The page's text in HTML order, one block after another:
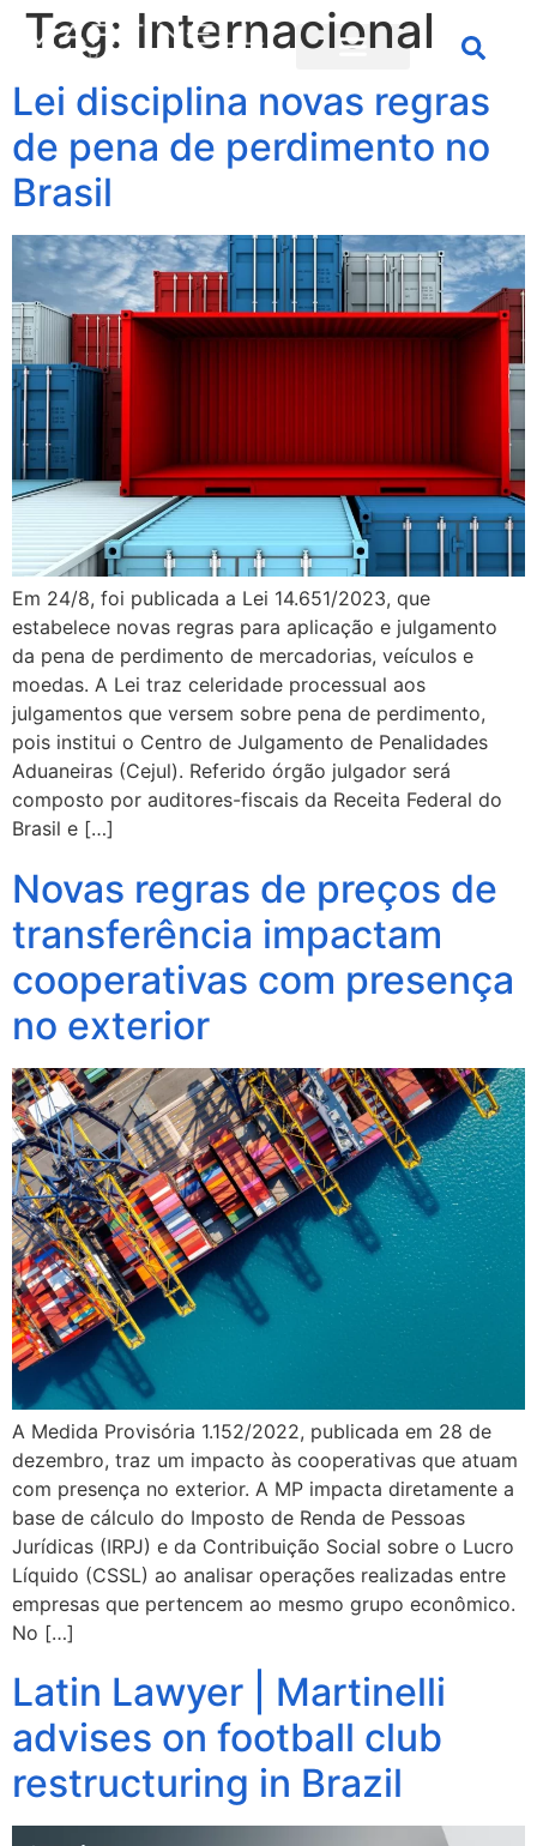
Tag: Internacional
Lei disciplina novas regras
de pena de perdimento no
Brasil
Em 24/8, foi publicada a Lei 14.651/2023, que
estabelece novas regras para aplicação e julgamento
da pena de perdimento de mercadorias, veículos e
moedas. A Lei traz celeridade processual aos
julgamentos que versem sobre pena de perdimento,
pois institui o Centro de Julgamento de Penalidades
Aduaneiras (Cejul). Referido órgão julgador será
composto por auditores-fiscais da Receita Federal do
Brasil e […]
Novas regras de preços de
transferência impactam
cooperativas com presença
no exterior
A Medida Provisória 1.152/2022, publicada em 28 de
dezembro, traz um impacto às cooperativas que atuam
com presença no exterior. A MP impacta diretamente a
base de cálculo do Imposto de Renda de Pessoas
Jurídicas (IRPJ) e da Contribuição Social sobre o Lucro
Líquido (CSSL) ao analisar operações realizadas entre
empresas que pertencem ao mesmo grupo econômico.
No […]
Latin Lawyer | Martinelli
advises on football club
restructuring in Brazil